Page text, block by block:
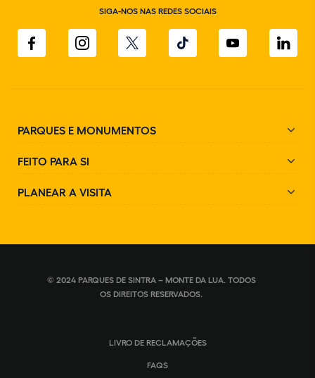
SIGA-NOS NAS REDES SOCIAIS
PARQUES E MONUMENTOS
FEITO PARA SI
PLANEAR A VISITA
© 2024 PARQUES DE SINTRA – MONTE DA LUA. TODOS
OS DIREITOS RESERVADOS.
LIVRO DE RECLAMAÇÕES
FAQS